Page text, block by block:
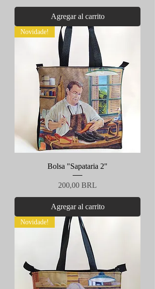
Agregar al carrito
Novidade!
Bolsa "Sapataria 2"
Precio
200,00 BRL
Agregar al carrito
Novidade!